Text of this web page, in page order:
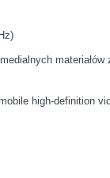
high-definition